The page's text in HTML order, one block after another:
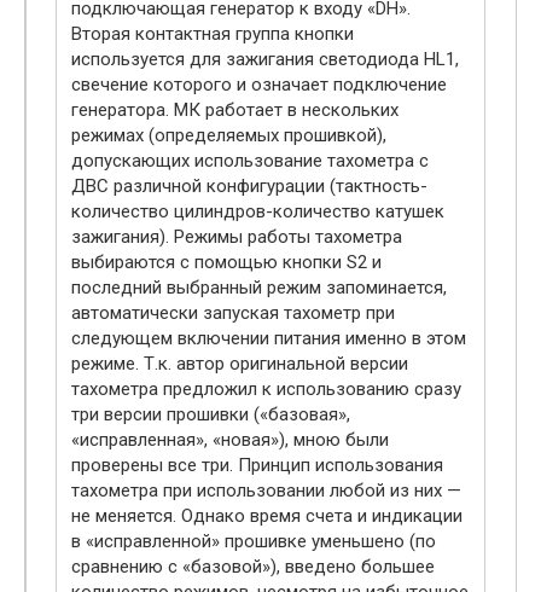
подключающая генератор к входу «DH».
Вторая контактная группа кнопки
используется для зажигания светодиода HL1,
свечение которого и означает подключение
генератора. МК работает в нескольких
режимах (определяемых прошивкой),
допускающих использование тахометра с
ДВС различной конфигурации (тактность-
количество цилиндров-количество катушек
зажигания). Режимы работы тахометра
выбираются с помощью кнопки S2 и
последний выбранный режим запоминается,
автоматически запуская тахометр при
следующем включении питания именно в этом
режиме. Т.к. автор оригинальной версии
тахометра предложил к использованию сразу
три версии прошивки («базовая»,
«исправленная», «новая»), мною были
проверены все три. Принцип использования
тахометра при использовании любой из них —
не меняется. Однако время счета и индикации
в «исправленной» прошивке уменьшено (по
сравнению с «базовой»), введено большее